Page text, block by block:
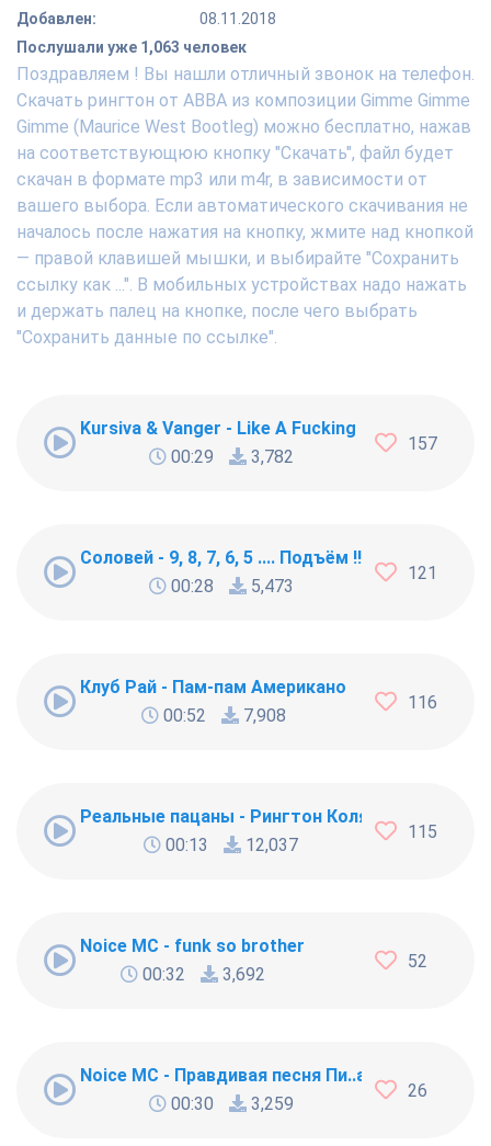
Добавлен:
08.11.2018
Послушали уже 1,063 человек
Поздравляем ! Вы нашли отличный звонок на телефон.
Скачать рингтон от ABBA из композиции Gimme Gimme
Gimme (Maurice West Bootleg) можно бесплатно, нажав
на соответствующюю кнопку "Скачать", файл будет
скачан в формате mp3 или m4r, в зависимости от
вашего выбора. Если автоматического скачивания не
началось после нажатия на кнопку, жмите над кнопкой
— правой клавишей мышки, и выбирайте "Сохранить
ссылку как ...". В мобильных устройствах надо нажать
и держать палец на кнопке, после чего выбрать
"Сохранить данные по ссылке".
Kursiva & Vanger - Like A Fucking Newbie
00:29
3,782
157
Соловей - 9, 8, 7, 6, 5 .... Подъём !!!
00:28
5,473
121
Клуб Рай - Пам-пам Американо
00:52
7,908
116
Реальные пацаны - Рингтон Коляна
00:13
12,037
115
Noice MC - funk so brother
00:32
3,692
52
Noice MC - Правдивая песня Пи..абола
00:30
3,259
26